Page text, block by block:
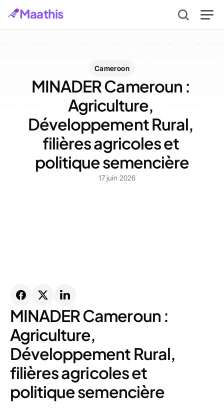
Maathis
Cameroon
MINADER Cameroun :
Agriculture,
Développement Rural,
filières agricoles et
politique semencière
17 juin 2026
MINADER Cameroun :
Agriculture,
Développement Rural,
filières agricoles et
politique semencière